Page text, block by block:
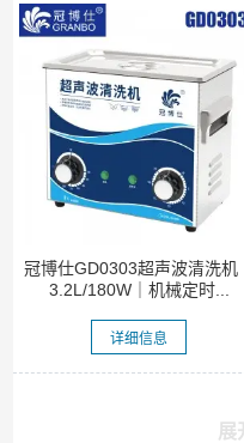
冠博仕GD0303超声波清洗机｜
3.2L/180W｜机械定时...
详细信息
展